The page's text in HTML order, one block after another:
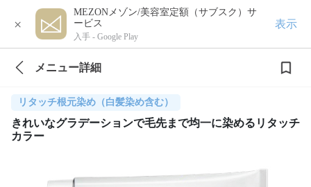
×
MEZONメゾン/美容室定額（サブスク）サ
ービス
入手 - Google Play
表示
メニュー詳細
リタッチ根元染め（白髪染め含む）
きれいなグラデーションで毛先まで均一に染めるリタッチ
カラー